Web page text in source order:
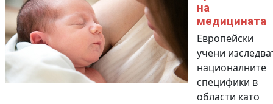
на
медицината
Европейски
учени
националните
специфики в
области като